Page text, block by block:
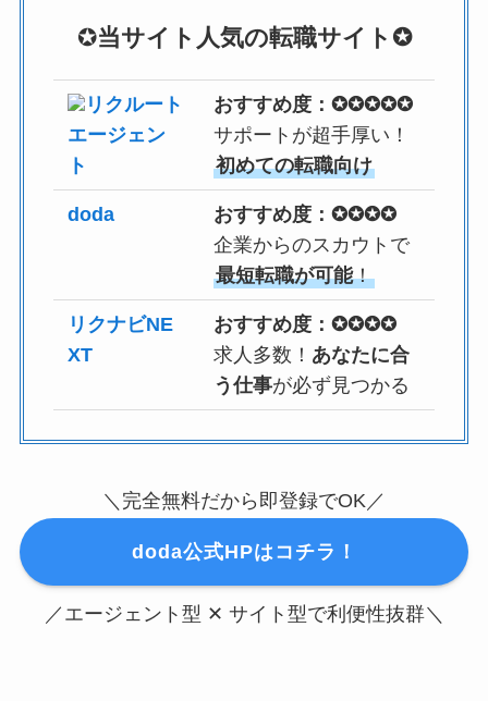
✪当サイト人気の転職サイト✪
リクルート
エージェン
ト
おすすめ度：✪✪✪✪✪
サポートが超手厚い！
初めての転職向け
doda
おすすめ度：✪✪✪✪
企業からのスカウトで
最短転職が可能！
リクナビNE
XT
おすすめ度：✪✪✪✪
求人多数！ あなたに合
う仕事が必ず見つかる
＼完全無料だから即登録でOK／
doda公式HPはコチラ！
／エージェント型 ✕ サイト型で利便性抜群＼